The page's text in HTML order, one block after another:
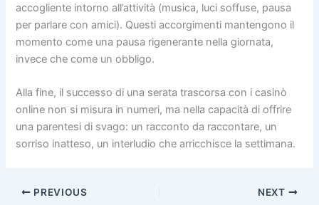
accogliente intorno all’attività (musica, luci soffuse, pausa
per parlare con amici). Questi accorgimenti mantengono il
momento come una pausa rigenerante nella giornata,
invece che come un obbligo.
Alla fine, il successo di una serata trascorsa con i casinò
online non si misura in numeri, ma nella capacità di offrire
una parentesi di svago: un racconto da raccontare, un
sorriso inatteso, un interludio che arricchisce la settimana.
PREVIOUS NEXT